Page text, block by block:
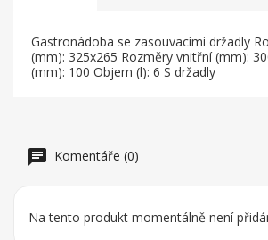
Gastronádoba se zasouvacími držadly
(mm): 325x265 Rozměry vnitřní (mm):
(mm): 100 Objem (l): 6 S držadly
Komentáře (0)
Na tento produkt momentálně není